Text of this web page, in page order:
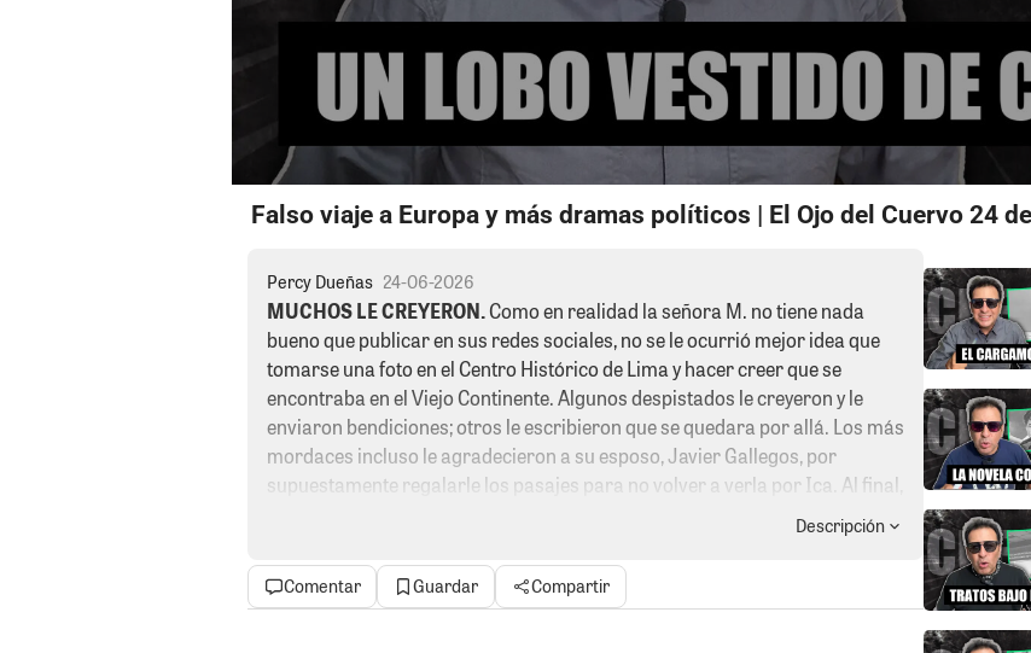
Falso viaje a Europa y más dramas políticos | El Ojo del Cuervo 24
Percy Dueñas 24-06-2026
MUCHOS LE CREYERON.Como en realidad la señora M. no tiene nada
bueno que publicar en sus redes sociales, no se le ocurrió mejor idea que
tomarse una foto en el Centro Histórico de Lima y hacer creer que se
encontraba en el Viejo Continente. Algunos despistados le creyeron y le
enviaron bendiciones; otros le escribieron que se quedara por allá. Los más
mordaces incluso le agradecieron a su esposo, Javier Gallegos, por
supuestamente regalarle los pasajes para no volver a verla por Ica. Al final,
solo faltó que alguien sugiriera quitarle el celular y comprarle un bozal
para que no abra su bocota y termine malogrando la campaña del "Cosito"
Gallegos.
Descripción
Comentar Guardar Compartir